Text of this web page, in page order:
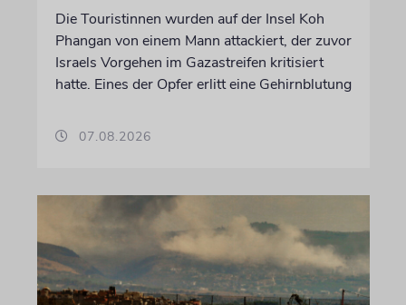
Die Touristinnen wurden auf der Insel Koh
Phangan von einem Mann attackiert, der zuvor
Israels Vorgehen im Gazastreifen kritisiert
hatte. Eines der Opfer erlitt eine Gehirnblutung
07.08.2026